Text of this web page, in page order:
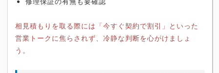
相見積もりを取る際には「今すぐ契約で割引」といった
営業トークに焦らされず、冷静な判断を心がけましょ
う。